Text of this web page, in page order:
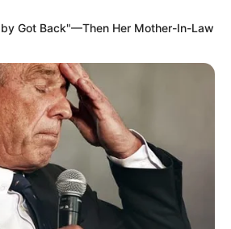
Got Back"—Then Her Mother-In-Law